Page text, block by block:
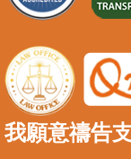
我願意禱告